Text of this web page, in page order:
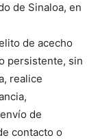
de Sinaloa, en
de acecho
persistente, sin
realice
de
contacto o